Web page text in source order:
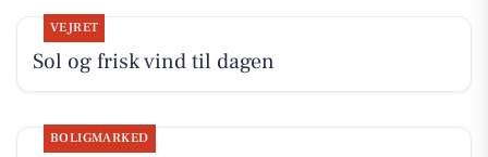
VEJRET
Sol og frisk vind til dagen
BOLIGMARKED